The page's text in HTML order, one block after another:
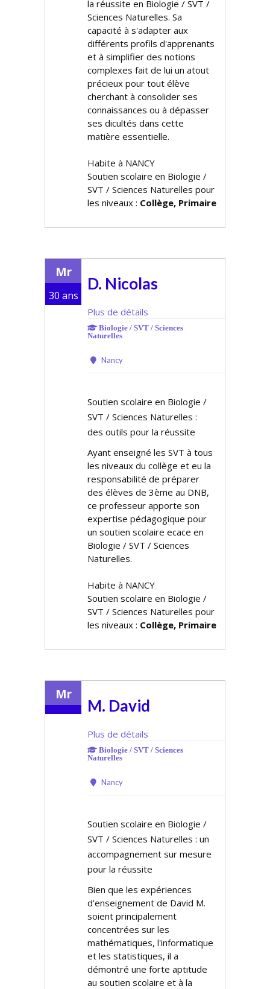
la réussite en Biologie / SVT /
Sciences Naturelles. Sa
capacité à s'adapter aux
différents profils d'apprenants
et à simplifier des notions
complexes fait de lui un atout
précieux pour tout élève
cherchant à consolider ses
connaissances ou à dépasser
ses difficultés dans cette
matière essentielle.
Habite à NANCY
Soutien scolaire en Biologie /
SVT / Sciences Naturelles pour
les niveaux : Collège, Primaire
Mr
30 ans
D. Nicolas
Plus de détails
Biologie / SVT / Sciences
Naturelles
Nancy
Soutien scolaire en Biologie /
SVT / Sciences Naturelles :
des outils pour la réussite
Ayant enseigné les SVT à tous
les niveaux du collège et eu la
responsabilité de préparer
des élèves de 3ème au DNB,
ce professeur apporte son
expertise pédagogique pour
un soutien scolaire efficace en
Biologie / SVT / Sciences
Naturelles.
Habite à NANCY
Soutien scolaire en Biologie /
SVT / Sciences Naturelles pour
les niveaux : Collège, Primaire
Mr
M. David
Plus de détails
Biologie / SVT / Sciences
Naturelles
Nancy
Soutien scolaire en Biologie /
SVT / Sciences Naturelles : un
accompagnement sur mesure
pour la réussite
Bien que les expériences
d'enseignement de David M.
soient principalement
concentrées sur les
mathématiques, l'informatique
et les statistiques, il a
démontré une forte aptitude
au soutien scolaire et à la